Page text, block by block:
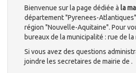
Bienvenue sur la page dédiée à la
département "Pyrenees-
région "Nouvelle-Aquitaine". Pour
bureaux de la municipalité : rue de
Si vous avez des questions
joindre les secretaires de mairie de .